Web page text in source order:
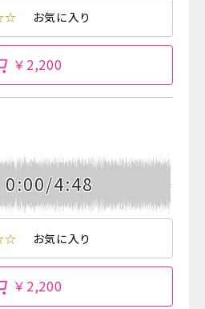
お気に入り
￥2,200
0:00/4:48
お気に入り
￥2,200